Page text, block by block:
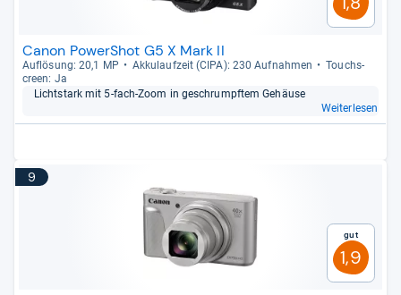
Canon PowerShot G5 X Mark II
Auf­lö­sung: 20,1 MP Akku­lauf­zeit (CIPA): 230 Auf­nah­men
Touch­s­
creen: Ja
Licht­stark mit 5-​fach-​Zoom in geschrumpf­tem Gehäuse
Weiterlesen
9
Gut
1,9